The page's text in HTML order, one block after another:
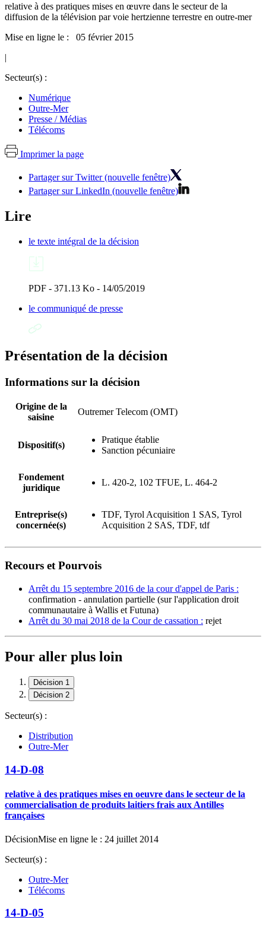
relative à des pratiques mises en œuvre dans le secteur de la
diffusion de la télévision par voie hertzienne terrestre en outre-mer
Mise en ligne le : 05 février 2015
|
Secteur(s) :
Numérique
Outre-Mer
Presse / Médias
Télécoms
Imprimer la page
Partager sur Twitter (nouvelle fenêtre)
Partager sur LinkedIn (nouvelle fenêtre)
Lire
le texte intégral de la décision
PDF - 371.13 Ko - 14/05/2019
le communiqué de presse
Présentation de la décision
Informations sur la décision
Origine de la
saisine
Outremer Telecom (OMT)
Dispositif(s)
Pratique établie
Sanction pécuniaire
Fondement
juridique
L. 420-2, 102 TFUE, L. 464-2
Entreprise(s)
concernée(s)
TDF, Tyrol Acquisition 1 SAS, Tyrol
Acquisition 2 SAS, TDF, tdf
Recours et Pourvois
Arrêt du 15 septembre 2016 de la cour d'appel de Paris :
confirmation - annulation partielle (sur l'application droit
communautaire à Wallis et Futuna)
Arrêt du 30 mai 2018 de la Cour de cassation : rejet
Pour aller plus loin
Décision 1
Décision 2
Secteur(s) :
Distribution
Outre-Mer
14-D-08
relative à des pratiques mises en oeuvre dans le secteur de la
commercialisation de produits laitiers frais aux Antilles
françaises
DécisionMise en ligne le : 24 juillet 2014
Secteur(s) :
Outre-Mer
Télécoms
14-D-05